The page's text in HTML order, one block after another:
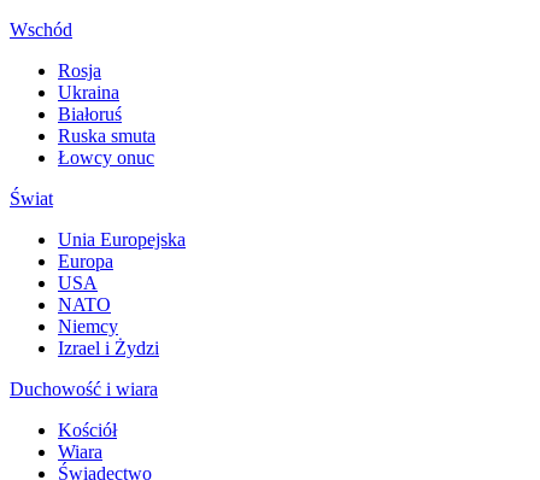
Wschód
Rosja
Ukraina
Białoruś
Ruska smuta
Łowcy onuc
Świat
Unia Europejska
Europa
USA
NATO
Niemcy
Izrael i Żydzi
Duchowość i wiara
Kościół
Wiara
Świadectwo